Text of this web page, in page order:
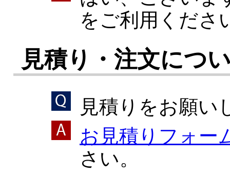
をご利用くださ
見積り・注文につ
見積りをお願い
お見積りフォー
さい。